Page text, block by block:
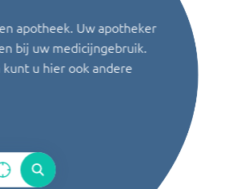
apotheek. Uw apotheker
bij uw medicijngebruik.
u hier ook andere